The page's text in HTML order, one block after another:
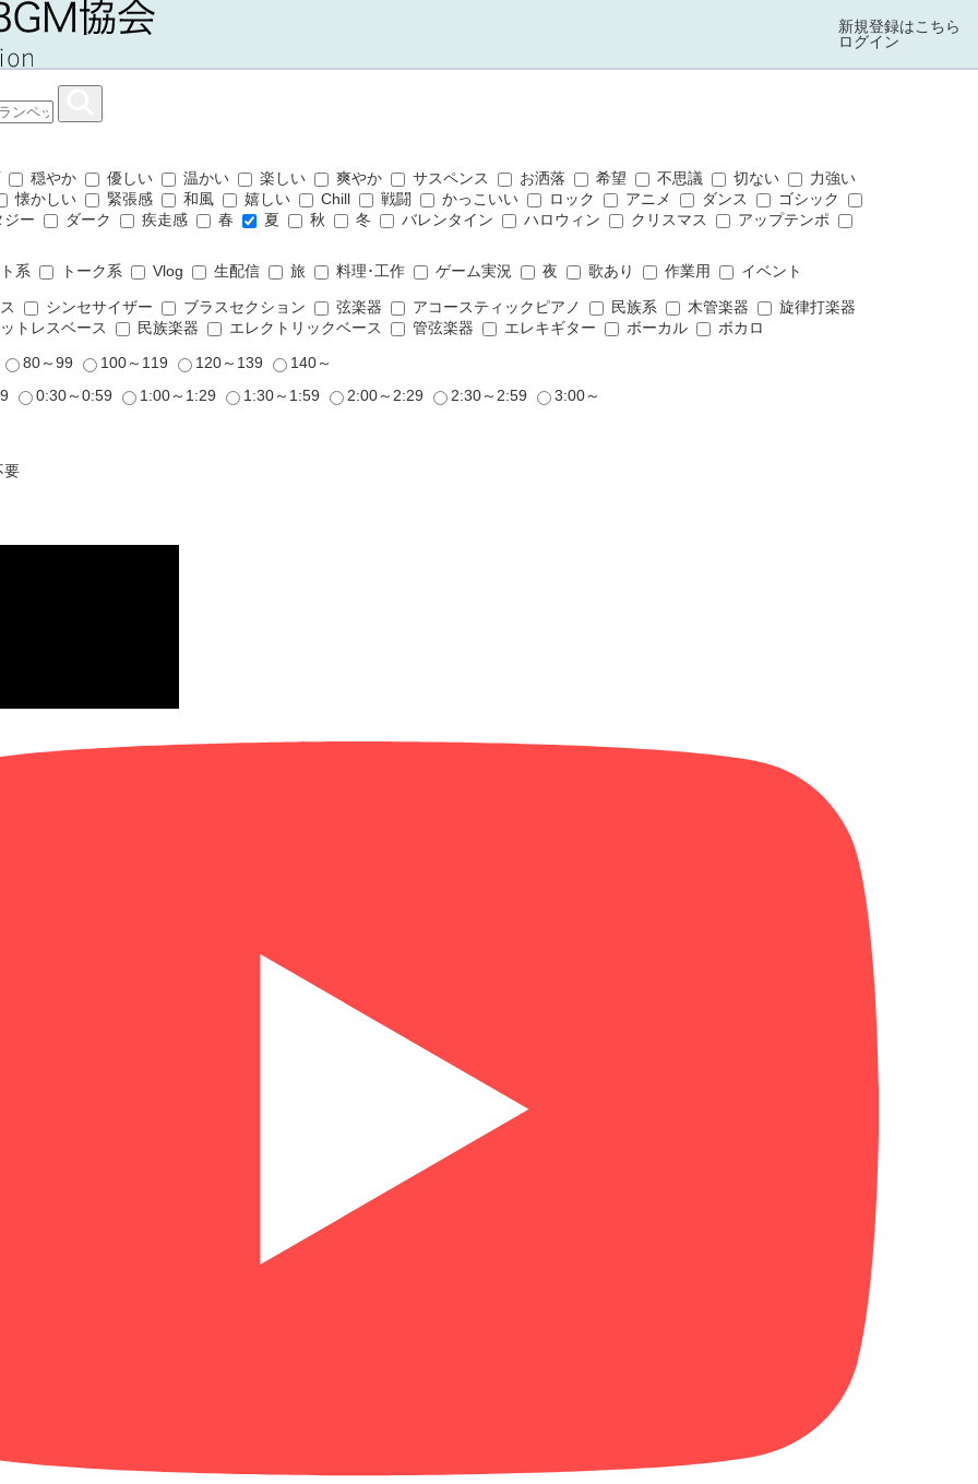
新規登録はこちら
ログイン
穏やか 優しい 温かい 楽しい 爽やか サスペンス お洒落 希望 不思議 切ない
力強い
懐かしい
緊張感 和風 嬉しい Chill 戦闘 かっこいい ロック アニメ ダンス
ゴシック
ー
ダーク 疾走感 春 夏 秋 冬 バレンタイン ハロウィン クリスマス アップテンポ
系 トーク系 Vlog 生配信 旅 料理･工作 ゲーム実況 夜 歌あり 作業用 イベント
シンセサイザー ブラスセクション 弦楽器 アコースティックピアノ 民族系 木管楽器
旋律打楽器
トレスベース
民族楽器 エレクトリックベース 管弦楽器 エレキギター ボーカル
ボカロ
80～99 100～119 120～139
140～
0:30～0:59 1:00～1:29 1:30～1:59 2:00～2:29 2:30～2:59 3:00～
要